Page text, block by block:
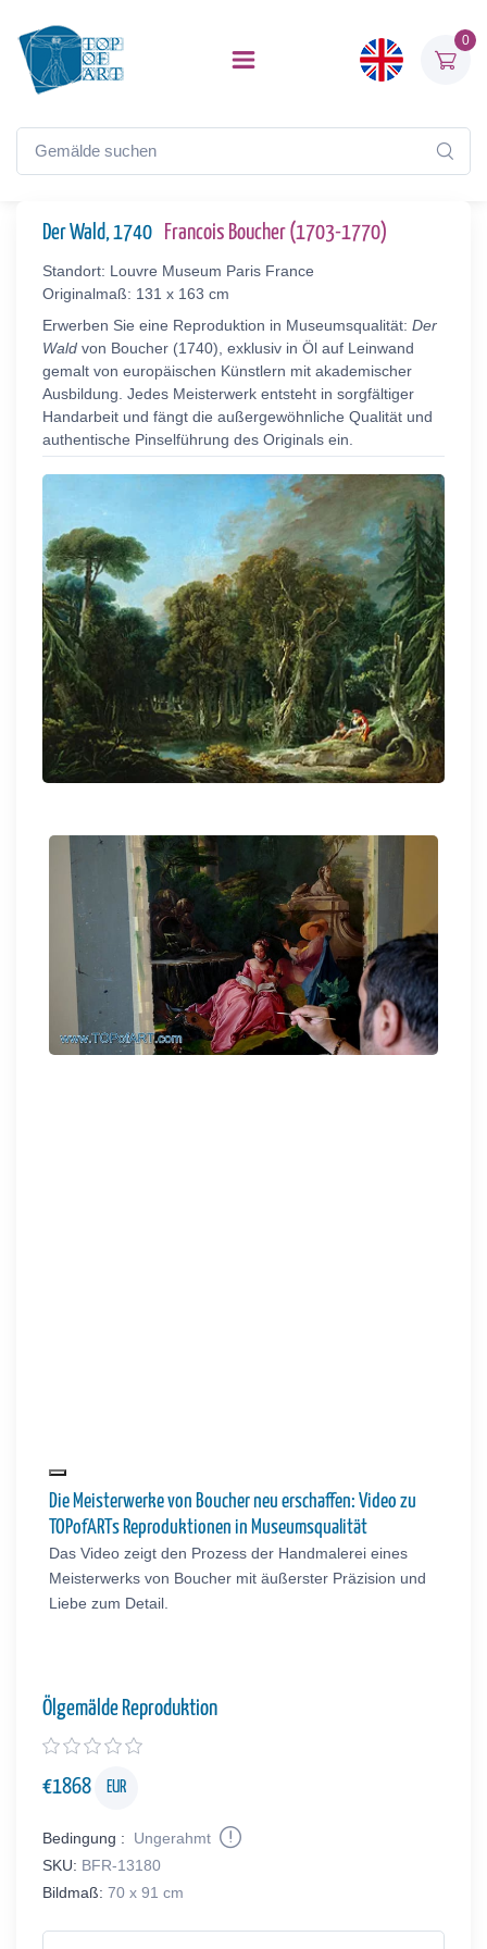
0
Der Wald, 1740 Francois Boucher (1703-1770)
Standort: Louvre Museum Paris France
Originalmaß: 131 x 163 cm
Erwerben Sie eine Reproduktion in Museumsqualität: Der
Wald von Boucher (1740), exklusiv in Öl auf Leinwand
gemalt von europäischen Künstlern mit akademischer
Ausbildung. Jedes Meisterwerk entsteht in sorgfältiger
Handarbeit und fängt die außergewöhnliche Qualität und
authentische Pinselführung des Originals ein.
Die Meisterwerke von Boucher neu erschaffen: Video zu
TOPofARTs Reproduktionen in Museumsqualität
Das Video zeigt den Prozess der Handmalerei eines
Meisterwerks von Boucher mit äußerster Präzision und
Liebe zum Detail.
Ölgemälde Reproduktion
€1868 EUR
Bedingung :
Ungerahmt
SKU: BFR-13180
Bildmaß: 70 x 91 cm